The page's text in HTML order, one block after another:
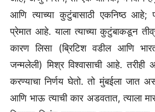
आणि त्याच्या कुटुंबासाठी एकनिष्ठ आहे;
प्रेमात आहे. याला त्याच्या कुटुंबाकडून
कारण लिसा (ब्रिटिश वडील आणि
जन्मलेली) मिश्र विश्वासाची आहे. तरीही
करण्याचा निर्णय घेतो. तो मुंबईला जात
आणि भाऊ त्याची कार अडवतात, त्याला